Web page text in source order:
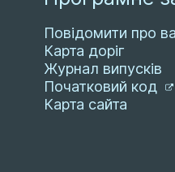
Повідомити про
Карта доріг
Журнал випусків
Початковий код
Карта сайта